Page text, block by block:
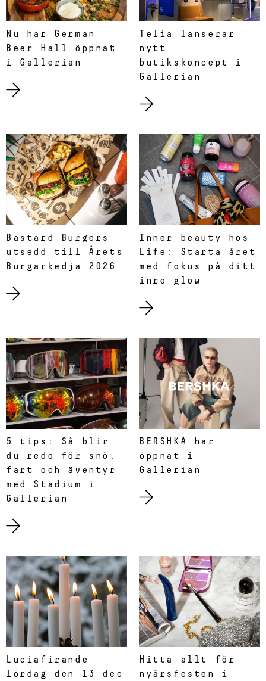
Nu har German
Beer Hall öppnat
i Gallerian
Telia lanserar
nytt
butikskoncept i
Gallerian
Bastard Burgers
utsedd till Årets
Burgarkedja 2026
Inner beauty hos
Life: Starta året
med fokus på ditt
inre glow
5 tips: Så blir
du redo för snö,
fart och äventyr
med Stadium i
Gallerian
BERSHKA har
öppnat i
Gallerian
Luciafirande
lördag den 13 dec
Hitta allt för
nyårsfesten i